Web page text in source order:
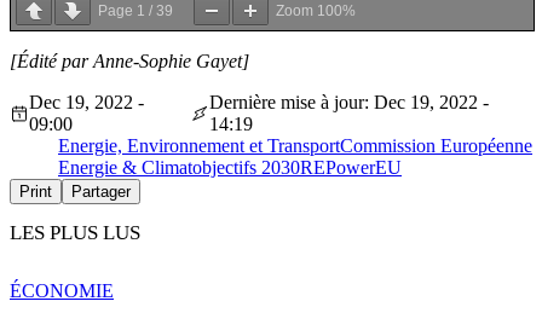
Page 1 / 39 Zoom 100%
[Édité par Anne-Sophie Gayet]
Dec 19, 2022 -
09:00
Dernière mise à jour: Dec 19, 2022 -
14:19
Energie, Environnement et TransportCommission Européenne
Energie & Climatobjectifs 2030REPowerEU
Print Partager
LES PLUS LUS
ÉCONOMIE